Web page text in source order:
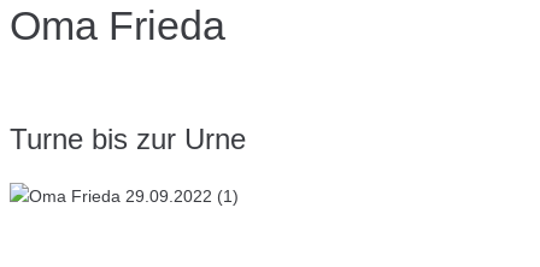
Oma Frieda
Turne bis zur Urne